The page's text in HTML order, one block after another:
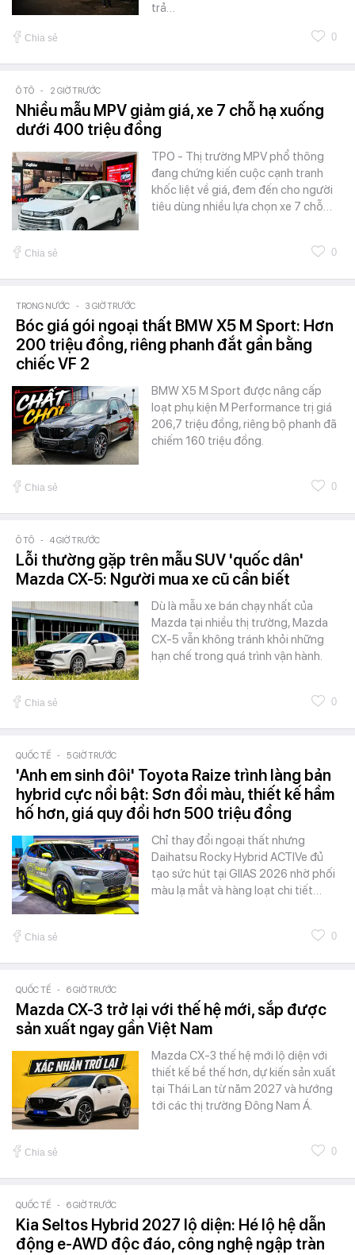
trả…
Chia sẻ 0
Ô TÔ - 2 GIỜ TRƯỚC
Nhiều mẫu MPV giảm giá, xe 7 chỗ hạ xuống
dưới 400 triệu đồng
TPO - Thị trường MPV phổ thông
đang chứng kiến cuộc cạnh tranh
khốc liệt về giá, đem đến cho người
tiêu dùng nhiều lựa chọn xe 7 chỗ…
Chia sẻ 0
TRONG NƯỚC - 3 GIỜ TRƯỚC
Bóc giá gói ngoại thất BMW X5 M Sport: Hơn
200 triệu đồng, riêng phanh đắt gần bằng
chiếc VF 2
BMW X5 M Sport được nâng cấp
loạt phụ kiện M Performance trị giá
206,7 triệu đồng, riêng bộ phanh đã
chiếm 160 triệu đồng.
Chia sẻ 0
Ô TÔ - 4 GIỜ TRƯỚC
Lỗi thường gặp trên mẫu SUV 'quốc dân'
Mazda CX-5: Người mua xe cũ cần biết
Dù là mẫu xe bán chạy nhất của
Mazda tại nhiều thị trường, Mazda
CX-5 vẫn không tránh khỏi những
hạn chế trong quá trình vận hành.
Chia sẻ 0
QUỐC TẾ - 5 GIỜ TRƯỚC
'Anh em sinh đôi' Toyota Raize trình làng bản
hybrid cực nổi bật: Sơn đổi màu, thiết kế hầm
hố hơn, giá quy đổi hơn 500 triệu đồng
Chỉ thay đổi ngoại thất nhưng
Daihatsu Rocky Hybrid ACTIVe đủ
tạo sức hút tại GIIAS 2026 nhờ phối
màu lạ mắt và hàng loạt chi tiết…
Chia sẻ 0
QUỐC TẾ - 6 GIỜ TRƯỚC
Mazda CX-3 trở lại với thế hệ mới, sắp được
sản xuất ngay gần Việt Nam
Mazda CX-3 thế hệ mới lộ diện với
thiết kế bề thế hơn, dự kiến sản xuất
tại Thái Lan từ năm 2027 và hướng
tới các thị trường Đông Nam Á.
Chia sẻ 0
QUỐC TẾ - 6 GIỜ TRƯỚC
Kia Seltos Hybrid 2027 lộ diện: Hé lộ hệ dẫn
động e-AWD độc đáo, công nghệ ngập tràn